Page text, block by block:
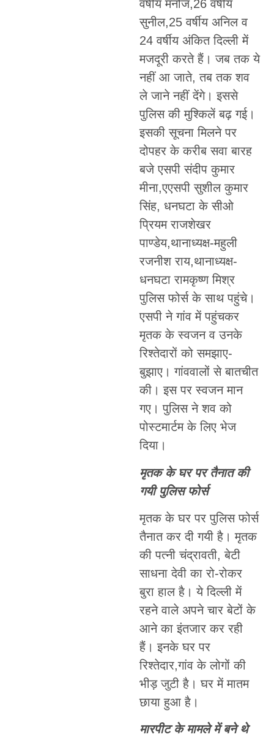
वर्षीय मनोज,26 वर्षीय
सुनील,25 वर्षीय अनिल व
24 वर्षीय अंकित दिल्ली में
मजदूरी करते हैं। जब तक ये
नहीं आ जाते, तब तक शव
ले जाने नहीं देंगे। इससे
पुलिस की मुश्किलें बढ़ गई।
इसकी सूचना मिलने पर
दोपहर के करीब सवा बारह
बजे एसपी संदीप कुमार
मीना,एएसपी सुशील कुमार
सिंह, धनघटा के सीओ
प्रियम राजशेखर
पाण्डेय,थानाध्यक्ष-महुली
रजनीश राय,थानाध्यक्ष-
धनघटा रामकृष्ण मिश्र
पुलिस फोर्स के साथ पहुंचे।
एसपी ने गांव में पहुंचकर
मृतक के स्वजन व उनके
रिश्तेदारों को समझाए-
बुझाए। गांववालों से बातचीत
की। इस पर स्वजन मान
गए। पुलिस ने शव को
पोस्टमार्टम के लिए भेज
दिया।
मृतक के घर पर तैनात की
गयी पुलिस फोर्स
मृतक के घर पर पुलिस फोर्स
तैनात कर दी गयी है। मृतक
की पत्नी चंद्रावती, बेटी
साधना देवी का रो-रोकर
बुरा हाल है। ये दिल्ली में
रहने वाले अपने चार बेटों के
आने का इंतजार कर रही
हैं। इनके घर पर
रिश्तेदार,गांव के लोगों की
भीड़ जुटी है। घर में मातम
छाया हुआ है।
मारपीट के मामले में बने थे